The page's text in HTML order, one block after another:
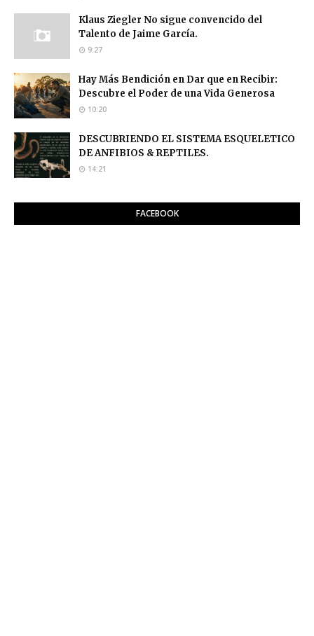
Klaus Ziegler No sigue convencido del
Talento de Jaime García.
9:27
Hay Más Bendición en Dar que en Recibir:
Descubre el Poder de una Vida Generosa
10:20
DESCUBRIENDO EL SISTEMA ESQUELETICO
DE ANFIBIOS & REPTILES.
14:21
FACEBOOK